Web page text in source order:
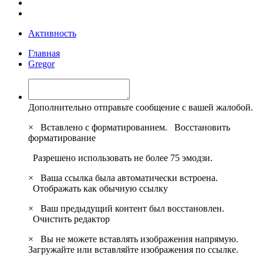
Активность
Главная
Gregor
Дополнительно отправьте сообщение с вашей жалобой.
×
Вставлено с форматированием. Восстановить
форматирование
Разрешено использовать не более 75 эмодзи.
×
Ваша ссылка была автоматически встроена.
Отображать как обычную ссылку
×
Ваш предыдущий контент был восстановлен.
Очистить редактор
×
Вы не можете вставлять изображения напрямую.
Загружайте или вставляйте изображения по ссылке.